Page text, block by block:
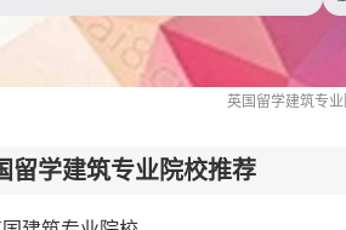
英国留学建筑专
留学建筑专业院校推荐